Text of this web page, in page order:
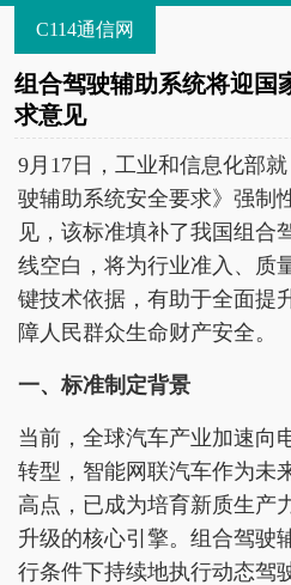
C114通信网
组合驾驶辅助系统将迎国
求意见
9月17日，工业和信息化部
驶辅助系统安全要求》强制
见，该标准填补了我国组合
线空白，将为行业准入、质
键技术依据，有助于全面提
障人民群众生命财产安全。
一、标准制定背景
当前，全球汽车产业加速向
转型，智能网联汽车作为未
高点，已成为培育新质生产
升级的核心引擎。组合驾驶
行条件下持续地执行动态驾